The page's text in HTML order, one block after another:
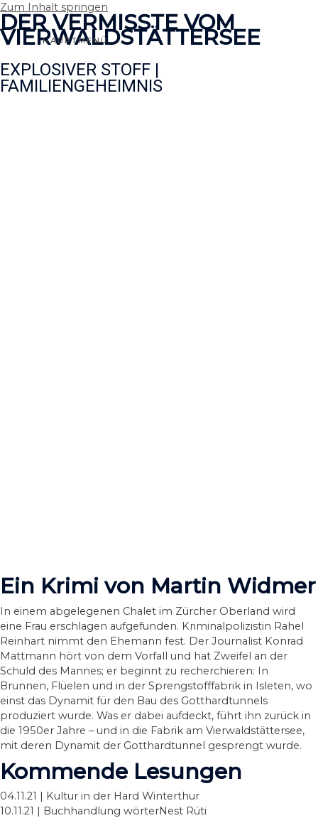
Zum Inhalt springen
HAUPTMENÜ
DER VERMISSTE VOM
VIERWALDSTÄTTERSEE
EXPLOSIVER STOFF |
FAMILIENGEHEIMNIS
Ein Krimi von Martin Widmer
In einem abgelegenen Chalet im Zürcher Oberland wird
eine Frau erschlagen aufgefunden. Kriminalpolizistin Rahel
Reinhart nimmt den Ehemann fest. Der Journalist Konrad
Mattmann hört von dem Vorfall und hat Zweifel an der
Schuld des Mannes; er beginnt zu recherchieren: In
Brunnen, Flüelen und in der Sprengstofffabrik in Isleten, wo
einst das Dynamit für den Bau des Gotthardtunnels
produziert wurde. Was er dabei aufdeckt, führt ihn zurück in
die 1950er Jahre – und in die Fabrik am Vierwaldstättersee,
mit deren Dynamit der Gotthardtunnel gesprengt wurde.
Kommende Lesungen
04.11.21 | Kultur in der Hard Winterthur
10.11.21 | Buchhandlung wörterNest Rüti